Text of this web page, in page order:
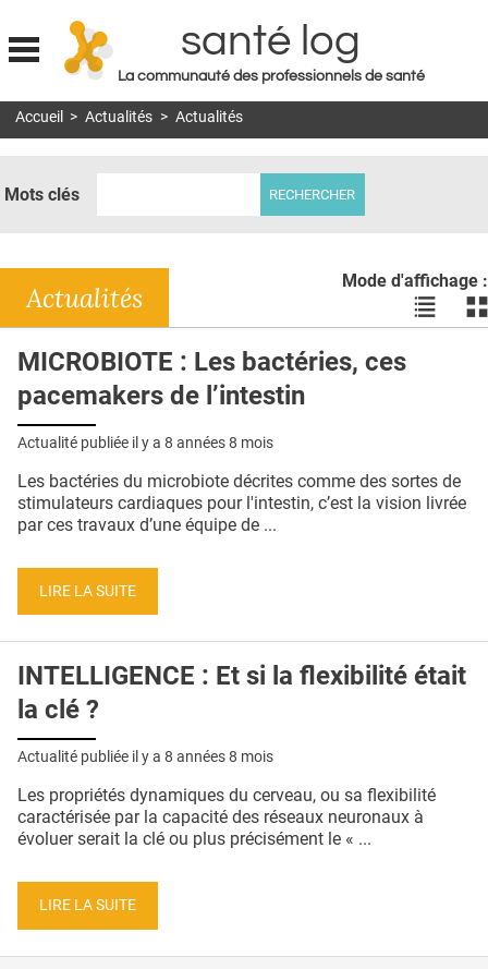
Jump to navigation
santé log
La communauté des professionnels de santé
MON COMPTE
DOSSIERS
RÉSEAUX
E-REVUE SAD
THÉMA
QUI SOMMES-NOUS ?
CONDITIONS GÉNÉRALES
CRÉDITS
Accueil > Actualités > Actualités
Mots clés
Mode d'affichage :
Voir
les
les
Actualités
MICROBIOTE : Les bactéries, ces
pacemakers de l’intestin
Actualité publiée il y a 8 années 8 mois
Les bactéries du microbiote décrites comme des sortes de
stimulateurs cardiaques pour l'intestin, c’est la vision livrée
par ces travaux d’une équipe de ...
LIRE LA SUITE
INTELLIGENCE : Et si la flexibilité était
la clé ?
Actualité publiée il y a 8 années 8 mois
Les propriétés dynamiques du cerveau, ou sa flexibilité
caractérisée par la capacité des réseaux neuronaux à
évoluer serait la clé ou plus précisément le « ...
LIRE LA SUITE